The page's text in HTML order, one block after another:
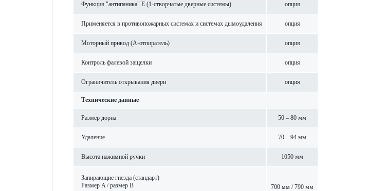
Функция "антипаника" Е (1-створ­чатые дверные сис­темы) опция
Применяется в против­опожарных сис­темах и сис­темах дымоуда­л­ения опция
Моторный привод (A-отпиратель) опция
Контроль фал­евой защелки опция
Ограничитель открывания двери опция
Технические данные
Размер дорна 50 – 80 мм
Уда­л­ение 70 – 94 мм
Высота нажимной ручки 1050 мм
Запи­рающие гнезда (стандарт)
Размер A / размер B
700 мм / 790 мм